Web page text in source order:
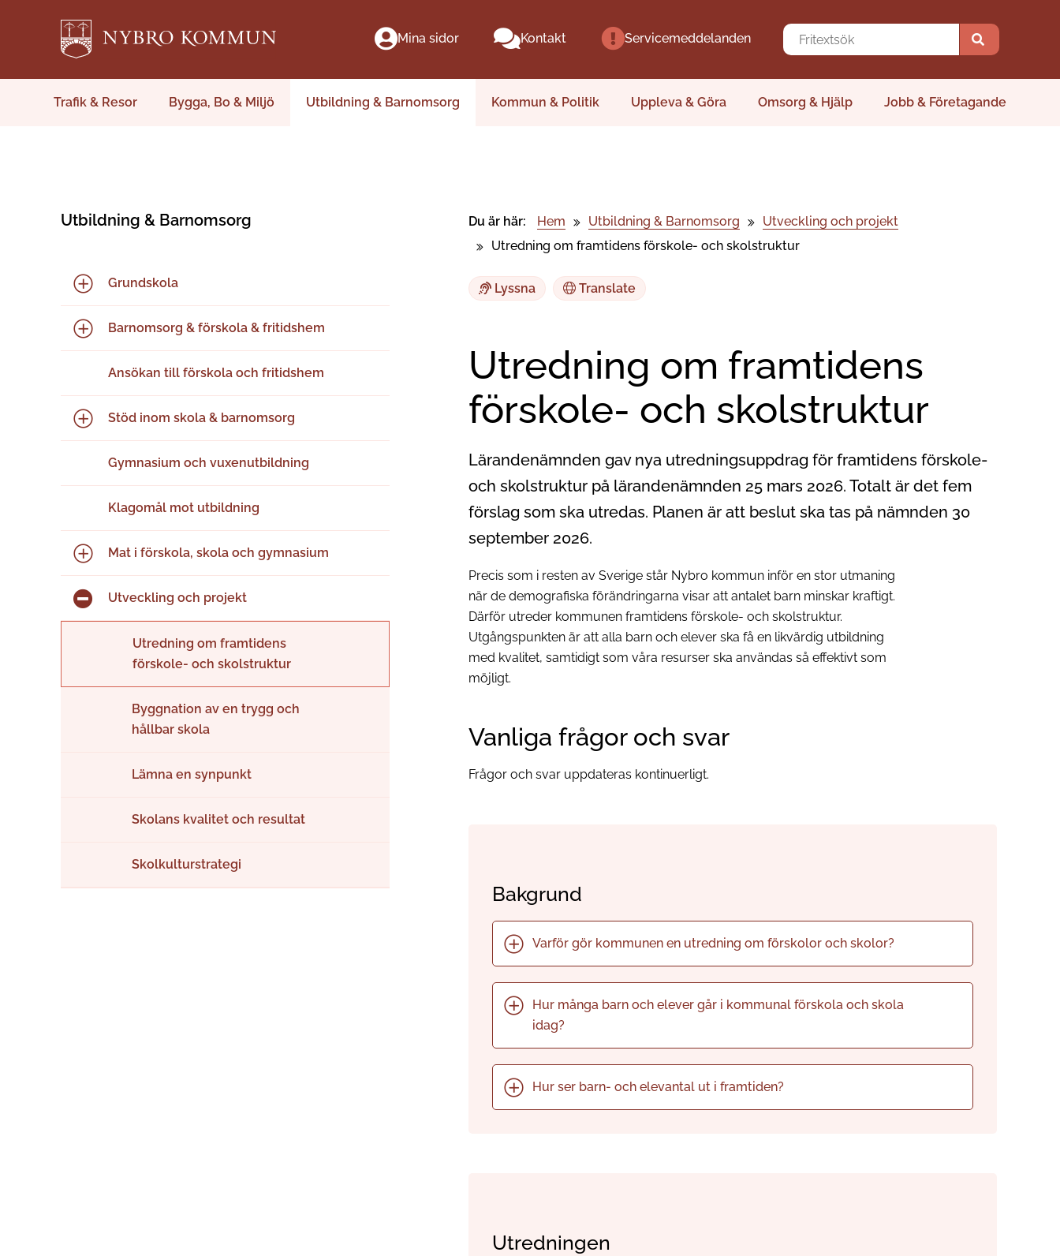
Mina sidor Kontakt Servicemeddelanden
Trafik & Resor Bygga, Bo & Miljö Utbildning & Barnomsorg Kommun & Politik Uppleva & Göra Omsorg & Hjälp Jobb & Företagande
Utbildning & Barnomsorg
Grundskola
Barnomsorg & förskola & fritidshem
Ansökan till förskola och fritidshem
Stöd inom skola & barnomsorg
Gymnasium och vuxenutbildning
Klagomål mot utbildning
Mat i förskola, skola och gymnasium
Utveckling och projekt
Utredning om framtidens
förskole- och skolstruktur
Byggnation av en trygg och
hållbar skola
Lämna en synpunkt
Skolans kvalitet och resultat
Skolkulturstrategi
Du är här: Hem Utbildning & Barnomsorg
Utveckling och projekt
Utredning om framtidens förskole- och skolstruktur
Lyssna Translate
Utredning om framtidens
förskole- och skolstruktur
Lärandenämnden gav nya utredningsuppdrag för framtidens förskole-
och skolstruktur på lärandenämnden 25 mars 2026. Totalt är det fem
förslag som ska utredas. Planen är att beslut ska tas på nämnden 30
september 2026.
Precis som i resten av Sverige står Nybro kommun inför en stor utmaning
när de demografiska förändringarna visar att antalet barn minskar kraftigt.
Därför utreder kommunen framtidens förskole- och skolstruktur.
Utgångspunkten är att alla barn och elever ska få en likvärdig utbildning
med kvalitet, samtidigt som våra resurser ska användas så effektivt som
möjligt.
Vanliga frågor och svar
Frågor och svar uppdateras kontinuerligt.
Bakgrund
Varför gör kommunen en utredning om förskolor och skolor?
Hur många barn och elever går i kommunal förskola och skola
idag?
Hur ser barn- och elevantal ut i framtiden?
Utredningen